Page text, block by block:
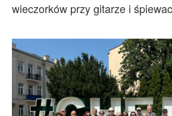
wieczorków przy gitarze i